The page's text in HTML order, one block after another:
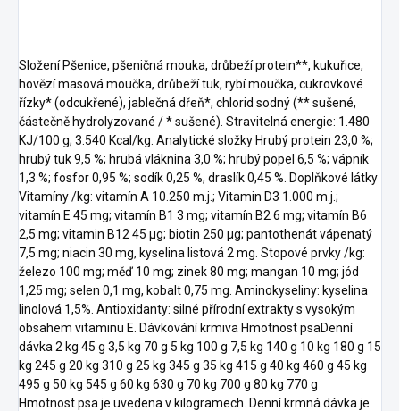
Složení Pšenice, pšeničná mouka, drůbeží protein**, kukuřice,
hovězí masová moučka, drůbeží tuk, rybí moučka, cukrovkové
řízky* (odcukřené), jablečná dřeň*, chlorid sodný (** sušené,
částečně hydrolyzované / * sušené). Stravitelná energie: 1.480
KJ/100 g; 3.540 Kcal/kg. Analytické složky Hrubý protein 23,0 %;
hrubý tuk 9,5 %; hrubá vláknina 3,0 %; hrubý popel 6,5 %; vápník
1,3 %; fosfor 0,95 %; sodík 0,25 %, draslík 0,45 %. Doplňkové látky
Vitamíny /kg: vitamín A 10.250 m.j.; Vitamin D3 1.000 m.j.;
vitamín E 45 mg; vitamín B1 3 mg; vitamín B2 6 mg; vitamín B6
2,5 mg; vitamin B12 45 µg; biotin 250 µg; pantothenát vápenatý
7,5 mg; niacin 30 mg, kyselina listová 2 mg. Stopové prvky /kg:
železo 100 mg; měď 10 mg; zinek 80 mg; mangan 10 mg; jód
1,25 mg; selen 0,1 mg, kobalt 0,75 mg. Aminokyseliny: kyselina
linolová 1,5%. Antioxidanty: silné přírodní extrakty s vysokým
obsahem vitaminu E. Dávkování krmiva Hmotnost psaDenní
dávka 2 kg 45 g 3,5 kg 70 g 5 kg 100 g 7,5 kg 140 g 10 kg 180 g 15
kg 245 g 20 kg 310 g 25 kg 345 g 35 kg 415 g 40 kg 460 g 45 kg
495 g 50 kg 545 g 60 kg 630 g 70 kg 700 g 80 kg 770 g
Hmotnost psa je uvedena v kilogramech. Denní krmná dávka je